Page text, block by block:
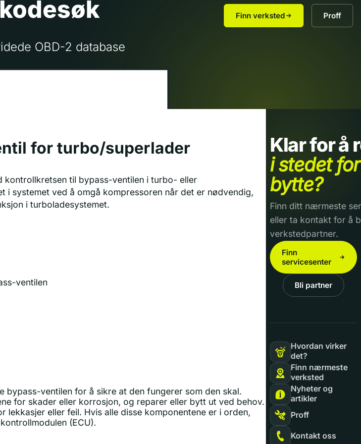
Finn verksted Proff
OBD-2 database
for turbo/superlader
kontrollkretsen til bypass-ventilen i turbo- eller
i systemet ved å omgå kompressoren når det er nødvendig,
i turboladesystemet.
ventilen
bypass-ventilen for å sikre at den fungerer som den skal.
for skader eller korrosjon, og reparer eller bytt ut ved behov.
eller feil. Hvis alle disse komponentene er i orden,
(ECU).
Klar for å
i stedet
bytte?
Finn ditt nærmeste
eller ta kontakt for å
verkstedpartner.
Finn
servicesenter
Bli partner
Hvordan virker
det?
Finn nærmeste
verksted
Nyheter og
artikler
Proff
Kontakt oss